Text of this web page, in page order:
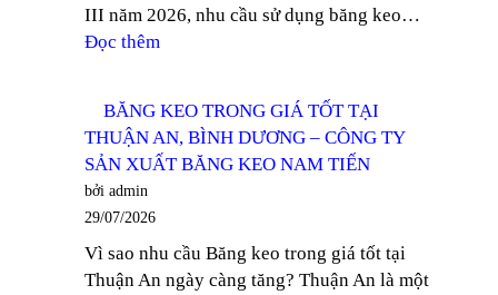
BĂNG
III năm 2026, nhu cầu sử dụng băng keo…
Đọc thêm
GIÁ
BĂNG
KEO
2026
–
BĂNG KEO TRONG GIÁ TỐT TẠI
THUẬN AN, BÌNH DƯƠNG – CÔNG TY
SẢN XUẤT BĂNG KEO NAM TIẾN
bởi admin
29/07/2026
Vì sao nhu cầu Băng keo trong giá tốt tại
Thuận An ngày càng tăng? Thuận An là một